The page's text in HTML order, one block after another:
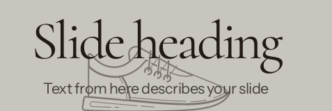
Slide heading
Text from here describes your slide